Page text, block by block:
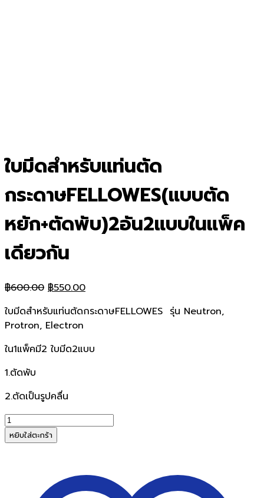
ใบมีดสำหรับแท่นตัด
กระดาษFELLOWES(แบบตัด
หยัก+ตัดพับ)2อัน2แบบในแพ็ค
เดียวกัน
฿600.00 Original
was:
฿600.00.
฿550.00Current
is:
ใบมีดสำหรับแท่นตัดกระดาษFELLOWES รุ่น Neutron,
Protron, Electron
ใน1แพ็คมี2 ใบมีด2แบบ
1.ตัดพับ
2.ตัดเป็นรูปคลื่น
จำนวน
ใบ
มีด
หยิบใส่ตะกร้า